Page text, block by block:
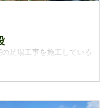
足場工事を施工している
せん。
置のための昇降足